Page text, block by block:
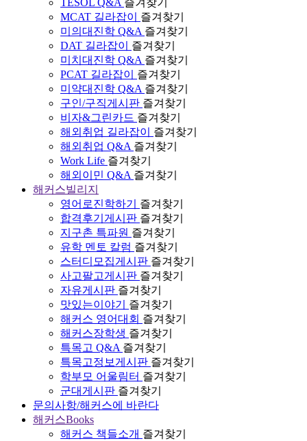
MCAT 길라잡이
즐겨찾기
미의대진학 Q&A 즐겨찾기
DAT 길라잡이
즐겨찾기
미치대진학 Q&A 즐겨찾기
PCAT 길라잡이
즐겨찾기
미약대진학 Q&A 즐겨찾기
구인/구직게시판 즐겨찾기
비자&그린카드 즐겨찾기
해외취업 길라잡이
즐겨찾기
해외취업 Q&A 즐겨찾기
Work Life 즐겨찾기
해외이민 Q&A 즐겨찾기
해커스빌리지
영어로진학하기
즐겨찾기
합격후기게시판 즐겨찾기
지구촌 특파원 즐겨찾기
유학 멘토 칼럼 즐겨찾기
스터디모집게시판 즐겨찾기
사고팔고게시판 즐겨찾기
자유게시판 즐겨찾기
맛있는이야기
즐겨찾기
해커스 영어대회 즐겨찾기
해커스장학생 즐겨찾기
특목고 Q&A 즐겨찾기
특목고정보게시판 즐겨찾기
학부모 어울림터 즐겨찾기
군대게시판 즐겨찾기
문의사항/해커스에 바란다
해커스Books
해커스 책들소개 즐겨찾기